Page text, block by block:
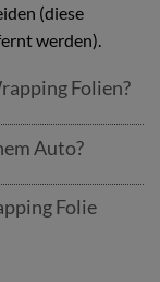
(diese
werden).
Folien?
Auto?
Folie